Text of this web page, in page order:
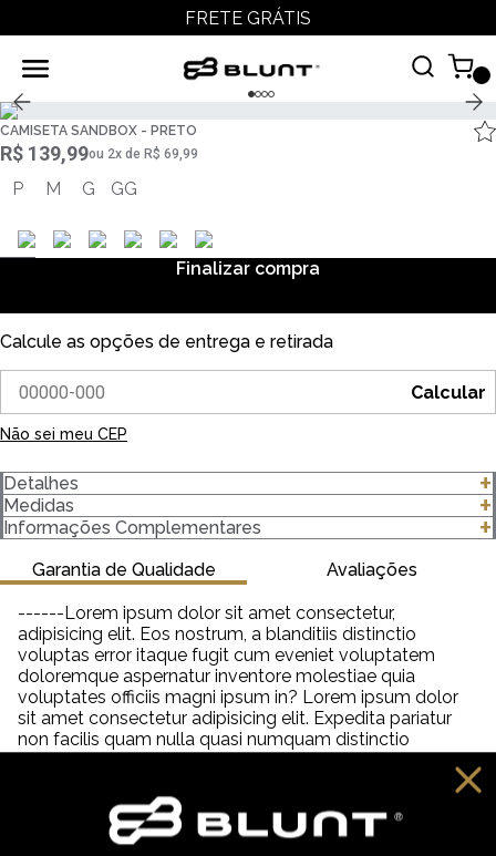
FRETE GRÁTIS
CAMISETA SANDBOX - PRETO
R$ 139,99ou 2x de R$ 69,99
P M G GG
Finalizar compra
Calcule as opções de entrega e retirada
Calcular
Não sei meu CEP
Detalhes
- Modelagem Regular
- Unissex
- 100% algodão
- Gola canelada 2,5 Centímetros (cm) 2x1 com Elastano
- Gramatura 187 g/m²
Importante saber:
-As cores podem ter algumas variações de acordo com o
monitor ou dispositivo que está utilizando.
-Em produtos de algodão pode haver encolhimento de 2,5 a
3%.
Medidas
clique para abrir as medidas
Informações Complementares
Garantia de Qualidade
------Lorem ipsum dolor sit amet consectetur,
adipisicing elit. Eos nostrum, a blanditiis distinctio
voluptas error itaque fugit cum eveniet voluptatem
doloremque aspernatur inventore molestiae quia
voluptates officiis magni ipsum in? Lorem ipsum dolor
sit amet consectetur adipisicing elit. Expedita pariatur
non facilis quam nulla quasi numquam distinctio
tempora veniam quia quisquam incidunt reiciendis,
saepe neque unde labore illum dolor provident. Lorem
ipsum dolor sit amet consectetur adipisicing elit. Aut
distinctio adipisci hic molestiae, amet quibusdam
cupiditate inventore fugit eveniet aliquam similique
Avaliações